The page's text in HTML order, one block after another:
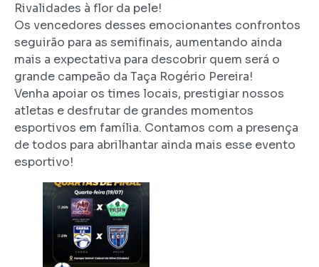
Rivalidades à flor da pele!
Os vencedores desses emocionantes confrontos
seguirão para as semifinais, aumentando ainda
mais a expectativa para descobrir quem será o
grande campeão da Taça Rogério Pereira!
Venha apoiar os times locais, prestigiar nossos
atletas e desfrutar de grandes momentos
esportivos em família. Contamos com a presença
de todos para abrilhantar ainda mais esse evento
esportivo!